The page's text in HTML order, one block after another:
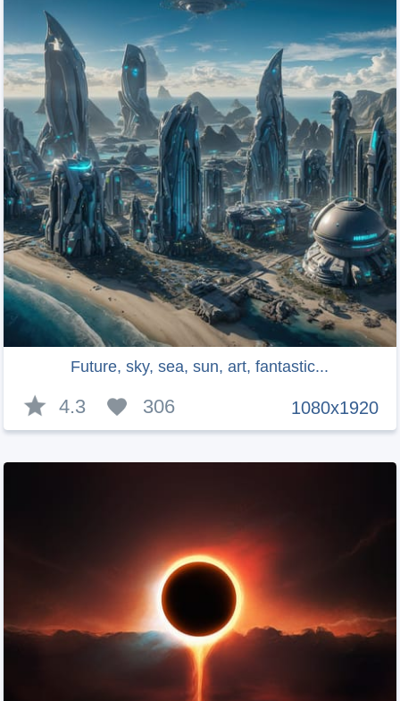
Future, sky, sea, sun, art, fantastic...
1080x1920
4.3 306